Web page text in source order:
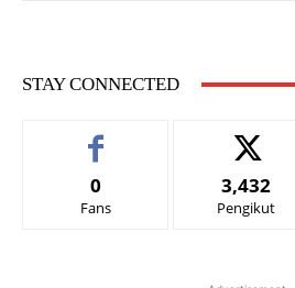
STAY CONNECTED
0
Fans
3,432
Pengikut